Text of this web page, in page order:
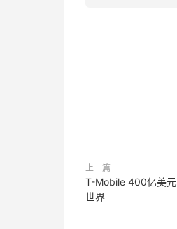
上一篇
T-Mobile 400亿美
世界